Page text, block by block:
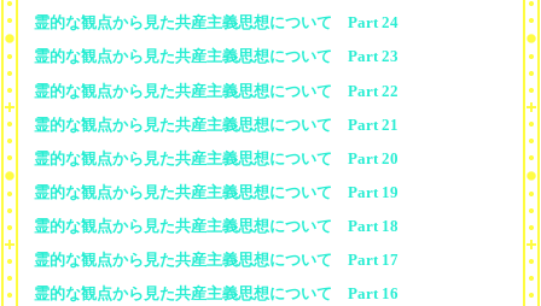
霊的な観点から見た共産主義思想について Part 24
霊的な観点から見た共産主義思想について Part 23
霊的な観点から見た共産主義思想について Part 22
霊的な観点から見た共産主義思想について Part 21
霊的な観点から見た共産主義思想について Part 20
霊的な観点から見た共産主義思想について Part 19
霊的な観点から見た共産主義思想について Part 18
霊的な観点から見た共産主義思想について Part 17
霊的な観点から見た共産主義思想について Part 16